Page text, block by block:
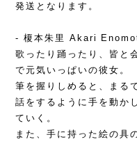
発送となります。
- 榎本朱里 Akari
歌ったり踊ったり、皆と
で元気いっぱいの彼女。
筆を握りしめると、まる
話をするように手を動か
ていく。
また、手に持った絵の具